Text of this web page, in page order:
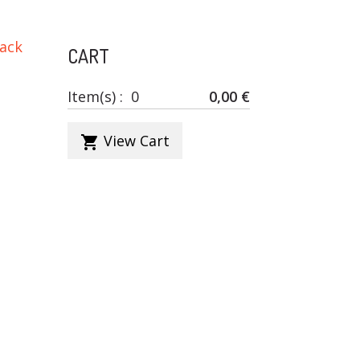
CART
Item(s) : 0 0,00 €
shopping_cart View Cart